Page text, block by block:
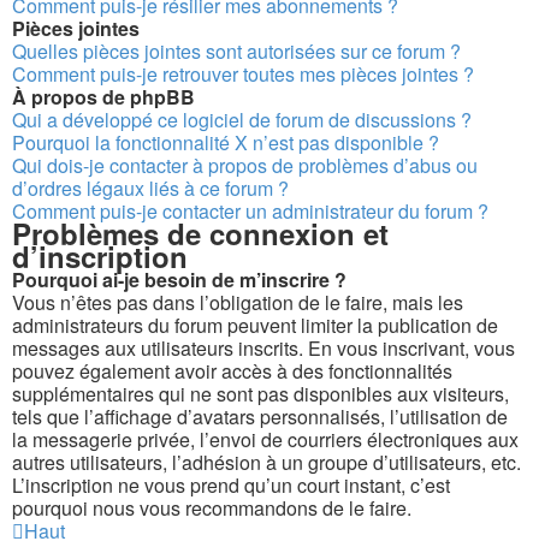
Pièces jointes
Quelles pièces jointes sont autorisées sur ce forum ?
Comment puis-je retrouver toutes mes pièces jointes ?
À propos de phpBB
Qui a développé ce logiciel de forum de discussions ?
Pourquoi la fonctionnalité X n’est pas disponible ?
Qui dois-je contacter à propos de problèmes d’abus ou
d’ordres légaux liés à ce forum ?
Comment puis-je contacter un administrateur du forum ?
Problèmes de connexion et
d’inscription
Pourquoi ai-je besoin de m’inscrire ?
Vous n’êtes pas dans l’obligation de le faire, mais les
administrateurs du forum peuvent limiter la publication de
messages aux utilisateurs inscrits. En vous inscrivant, vous
pouvez également avoir accès à des fonctionnalités
supplémentaires qui ne sont pas disponibles aux visiteurs,
tels que l’affichage d’avatars personnalisés, l’utilisation de
la messagerie privée, l’envoi de courriers électroniques aux
autres utilisateurs, l’adhésion à un groupe d’utilisateurs, etc.
L’inscription ne vous prend qu’un court instant, c’est
pourquoi nous vous recommandons de le faire.
Haut